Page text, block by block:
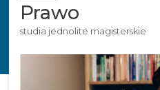
Prawo
studia jednolite magisterskie